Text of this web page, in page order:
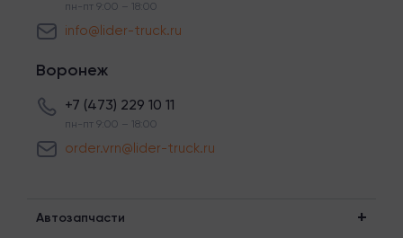
пн-пт 9:00 – 18:00
info@lider-truck.ru
Воронеж
+7 (473) 229 10 11
пн-пт 9:00 – 18:00
order.vrn@lider-truck.ru
Автозапчасти